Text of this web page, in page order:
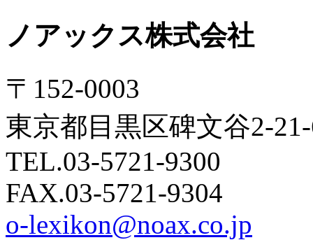
ノアックス株式会社
〒152-0003
東京都目黒区碑文谷2-
TEL.03-5721-9300
FAX.03-5721-9304
o-lexikon@noax.co.jp